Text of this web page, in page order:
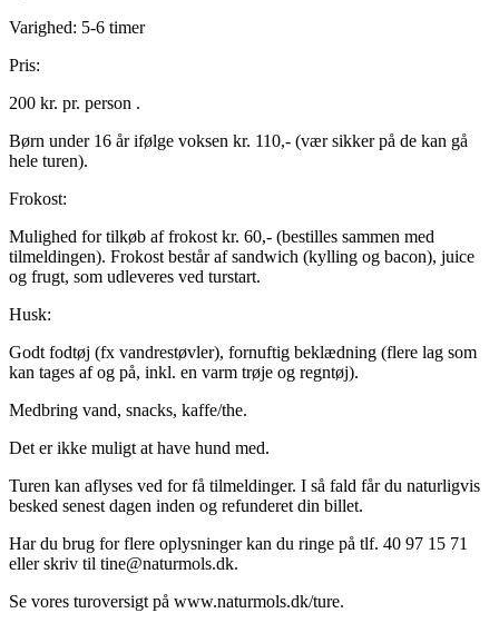
Varighed: 5-6 timer
Pris:
200 kr. pr. person .
Børn under 16 år ifølge voksen kr. 110,- (vær sikker på de kan gå
hele turen).
Frokost:
Mulighed for tilkøb af frokost kr. 60,- (bestilles sammen med
tilmeldingen). Frokost består af sandwich (kylling og bacon), juice
og frugt, som udleveres ved turstart.
Husk:
Godt fodtøj (fx vandrestøvler), fornuftig beklædning (flere lag som
kan tages af og på, inkl. en varm trøje og regntøj).
Medbring vand, snacks, kaffe/the.
Det er ikke muligt at have hund med.
Turen kan aflyses ved for få tilmeldinger. I så fald får du naturligvis
besked senest dagen inden og refunderet din billet.
Har du brug for flere oplysninger kan du ringe på tlf. 40 97 15 71
eller skriv til tine@naturmols.dk.
Se vores turoversigt på www.naturmols.dk/ture.